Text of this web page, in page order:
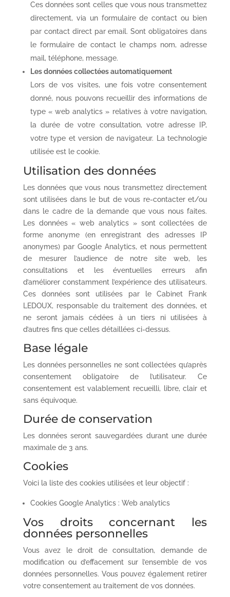
Ces données sont celles que vous nous transmettez
directement, via un formulaire de contact ou bien
par contact direct par email. Sont obligatoires dans
le formulaire de contact le champs nom, adresse
mail, téléphone, message.
Les données collectées automatiquement
Lors de vos visites, une fois votre consentement
donné, nous pouvons recueillir des informations de
type « web analytics » relatives à votre navigation,
la durée de votre consultation, votre adresse IP,
votre type et version de navigateur. La technologie
utilisée est le cookie.
Utilisation des données
Les données que vous nous transmettez directement
sont utilisées dans le but de vous re-contacter et/ou
dans le cadre de la demande que vous nous faites.
Les données « web analytics » sont collectées de
forme anonyme (en enregistrant des adresses IP
anonymes) par Google Analytics, et nous permettent
de mesurer l’audience de notre site web, les
consultations et les éventuelles erreurs afin
d’améliorer constamment l’expérience des utilisateurs.
Ces données sont utilisées par le Cabinet Frank
LEDOUX, responsable du traitement des données, et
ne seront jamais cédées à un tiers ni utilisées à
d’autres fins que celles détaillées ci-dessus.
Base légale
Les données personnelles ne sont collectées qu’après
consentement obligatoire de l’utilisateur. Ce
consentement est valablement recueilli, libre, clair et
sans équivoque.
Durée de conservation
Les données seront sauvegardées durant une durée
maximale de 3 ans.
Cookies
Voici la liste des cookies utilisées et leur objectif :
Cookies Google Analytics : Web analytics
Vos droits concernant les
données personnelles
Vous avez le droit de consultation, demande de
modification ou d’effacement sur l’ensemble de vos
données personnelles. Vous pouvez également retirer
votre consentement au traitement de vos données.